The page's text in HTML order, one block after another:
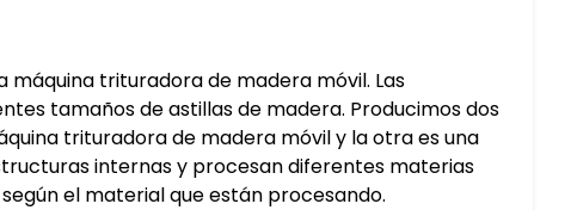
máquina trituradora de madera móvil. Las
tamaños de astillas de madera. Producimos dos
trituradora de madera móvil y la otra es una
internas y procesan diferentes materias
el material que están procesando.